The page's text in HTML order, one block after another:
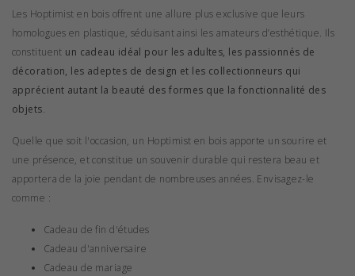
Les Hoptimist en bois offrent une allure plus exclusive que leurs
homologues en plastique, séduisant ainsi les amateurs d’esthétique. Ils
constituent un cadeau idéal pour les adultes, les passionnés de
décoration, les adeptes de design et les collectionneurs qui
apprécient autant la beauté des formes que la fonctionnalité des
objets.
Quelle que soit l'occasion, un Hoptimist en bois apporte un sourire et
une présence, et constitue un souvenir durable qui restera beau et
apportera de la joie pendant de nombreuses années. Envisagez-le
comme :
Cadeau de fin d'études
Cadeau d'anniversaire
Cadeau de mariage